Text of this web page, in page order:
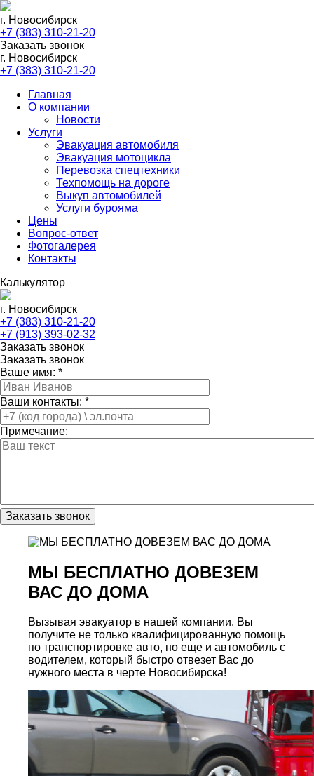
г. Новосибирск
+7 (383) 310-21-20
Заказать звонок
г. Новосибирск
+7 (383) 310-21-20
Главная
О компании
Новости
Услуги
Эвакуация автомобиля
Эвакуация мотоцикла
Перевозка спецтехники
Техпомощь на дороге
Выкуп автомобилей
Услуги бурояма
Цены
Вопрос-ответ
Фотогалерея
Контакты
Калькулятор
г. Новосибирск
+7 (383) 310-21-20
+7 (913) 393-02-32
Заказать звонок
Заказать звонок
Ваше имя: *
Ваши контакты: *
Примечание:
Заказать звонок
МЫ БЕСПЛАТНО ДОВЕЗЕМ
ВАС ДО ДОМА
Вызывая эвакуатор в нашей компании, Вы
получите не только квалифицированную помощь
по транспортировке авто, но еще и автомобиль с
водителем, который быстро отвезет Вас до
нужного места в черте Новосибирска!